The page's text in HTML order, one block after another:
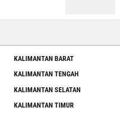
KALIMANTAN BARAT
KALIMANTAN TENGAH
KALIMANTAN SELATAN
KALIMANTAN TIMUR